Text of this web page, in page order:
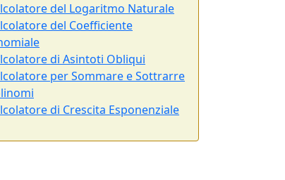
del Logaritmo Naturale
del Coefficiente
di Asintoti Obliqui
per Sommare e Sottrarre
di Crescita Esponenziale